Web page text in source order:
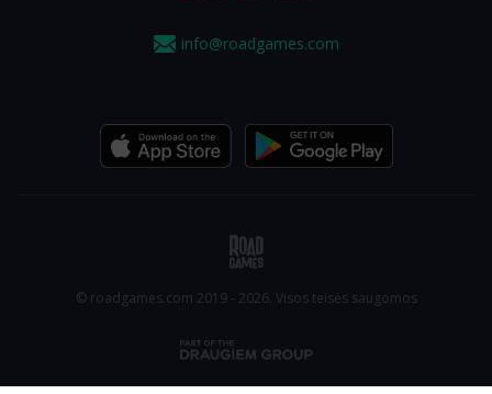
info@roadgames.com
© roadgames.com 2019 - 2026. Visos teisės saugomos